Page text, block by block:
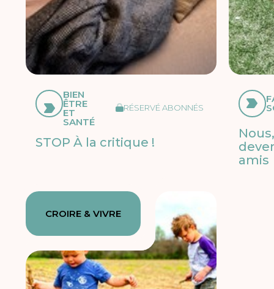
BIEN
ÊTRE
ET
SANTÉ
RÉSERVÉ ABONNÉS
STOP À la critique !
amis
CROIRE & VIVRE